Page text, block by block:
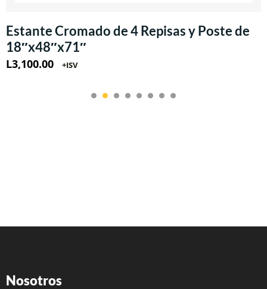
Estante Cromado de 4 Repisas y Poste de
18″x48″x71″
L3,100.00 +ISV
Nosotros